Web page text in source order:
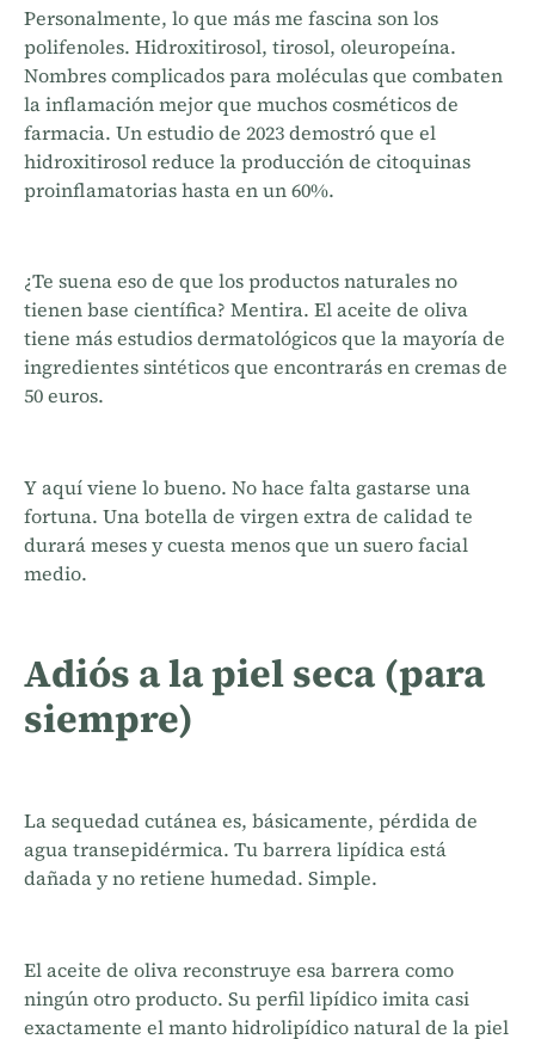
Personalmente, lo que más me fascina son los
polifenoles. Hidroxitirosol, tirosol, oleuropeína.
Nombres complicados para moléculas que combaten
la inflamación mejor que muchos cosméticos de
farmacia. Un estudio de 2023 demostró que el
hidroxitirosol reduce la producción de citoquinas
proinflamatorias hasta en un 60%.
¿Te suena eso de que los productos naturales no
tienen base científica? Mentira. El aceite de oliva
tiene más estudios dermatológicos que la mayoría de
ingredientes sintéticos que encontrarás en cremas de
50 euros.
Y aquí viene lo bueno. No hace falta gastarse una
fortuna. Una botella de virgen extra de calidad te
durará meses y cuesta menos que un suero facial
medio.
Adiós a la piel seca (para
siempre)
La sequedad cutánea es, básicamente, pérdida de
agua transepidérmica. Tu barrera lipídica está
dañada y no retiene humedad. Simple.
El aceite de oliva reconstruye esa barrera como
ningún otro producto. Su perfil lipídico imita casi
exactamente el manto hidrolipídico natural de la piel